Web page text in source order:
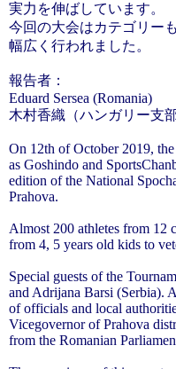
実力を伸ばしています。
今回の大会はカテゴリー
幅広く行われました。
報告者：
Eduard Sersea (Romania)
木村香織（ハンガリー支部
On 12th of October 2019,
as Goshindo and
edition of the National
Prahova.
Almost 200 athletes from 12
from 4, 5 years old kids to
Special guests of the
and Adrijana Barsi (Serbia).
of officials and local
Vicegovernor of Prahova
from the Romanian